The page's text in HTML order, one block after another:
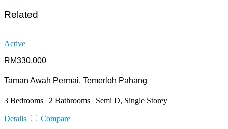
Related
Active
RM330,000
Taman Awah Permai, Temerloh Pahang
3 Bedrooms | 2 Bathrooms | Semi D, Single Storey
Details Compare